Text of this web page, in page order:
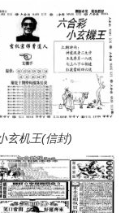
玄机王(信封)